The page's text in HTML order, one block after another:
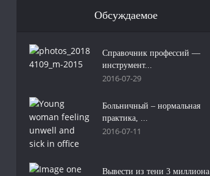
Обсуждаемое
Справочник профессий —
инструмент...
2016-07-29
Больничный – нормальная
практика, ...
2016-07-11
Вывести из тени 3 миллиона